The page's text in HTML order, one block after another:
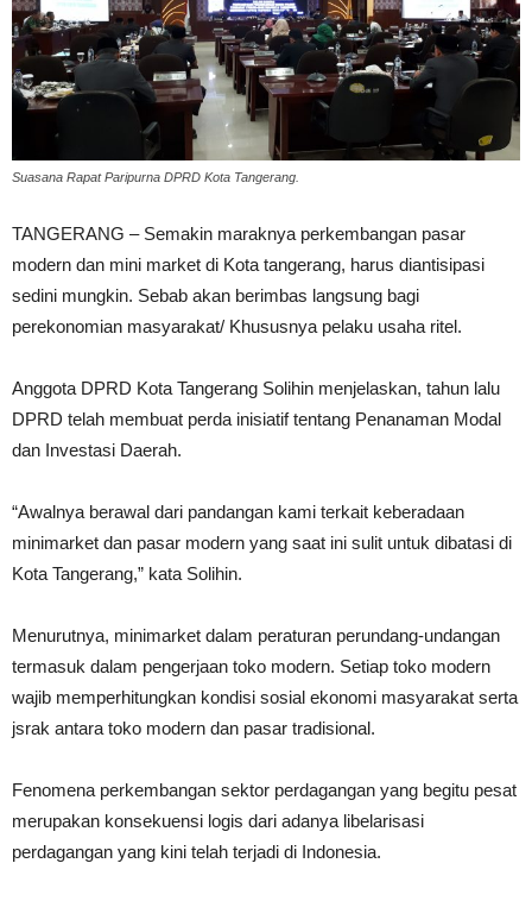
Suasana Rapat Paripurna DPRD Kota Tangerang.
TANGERANG – Semakin maraknya perkembangan pasar
modern dan mini market di Kota tangerang, harus diantisipasi
sedini mungkin. Sebab akan berimbas langsung bagi
perekonomian masyarakat/ Khususnya pelaku usaha ritel.
Anggota DPRD Kota Tangerang Solihin menjelaskan, tahun lalu
DPRD telah membuat perda inisiatif tentang Penanaman Modal
dan Investasi Daerah.
“Awalnya berawal dari pandangan kami terkait keberadaan
minimarket dan pasar modern yang saat ini sulit untuk dibatasi di
Kota Tangerang,” kata Solihin.
Menurutnya, minimarket dalam peraturan perundang-undangan
termasuk dalam pengerjaan toko modern. Setiap toko modern
wajib memperhitungkan kondisi sosial ekonomi masyarakat serta
jsrak antara toko modern dan pasar tradisional.
Fenomena perkembangan sektor perdagangan yang begitu pesat
merupakan konsekuensi logis dari adanya libelarisasi
perdagangan yang kini telah terjadi di Indonesia.